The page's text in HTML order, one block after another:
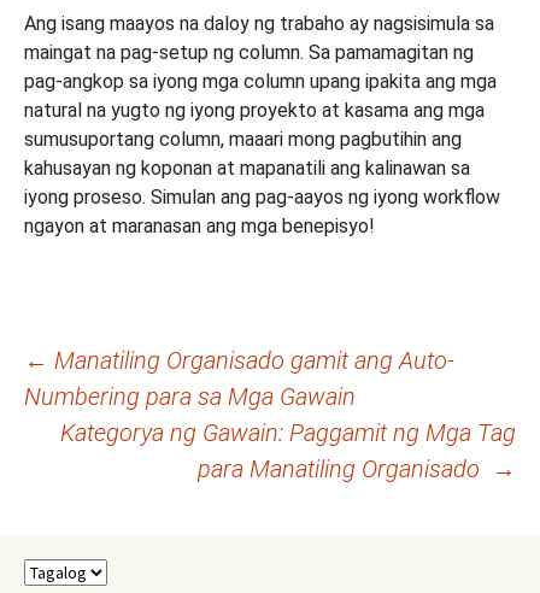
Ang isang maayos na daloy ng trabaho ay nagsisimula sa
maingat na pag-setup ng column. Sa pamamagitan ng
pag-angkop sa iyong mga column upang ipakita ang mga
natural na yugto ng iyong proyekto at kasama ang mga
sumusuportang column, maaari mong pagbutihin ang
kahusayan ng koponan at mapanatili ang kalinawan sa
iyong proseso. Simulan ang pag-aayos ng iyong workflow
ngayon at maranasan ang mga benepisyo!
Post
navigation
← Manatiling Organisado gamit ang Auto-
Numbering para sa Mga Gawain
Kategorya ng Gawain: Paggamit ng Mga Tag
para Manatiling Organisado
→